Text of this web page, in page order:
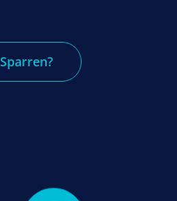
Branding
Sparren?